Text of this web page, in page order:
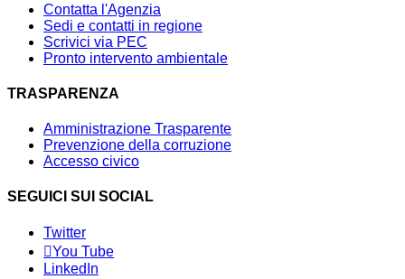
Contatta l'Agenzia
Sedi e contatti in regione
Scrivici via PEC
Pronto intervento ambientale
TRASPARENZA
Amministrazione Trasparente
Prevenzione della corruzione
Accesso civico
SEGUICI SUI SOCIAL
Twitter
You Tube
LinkedIn